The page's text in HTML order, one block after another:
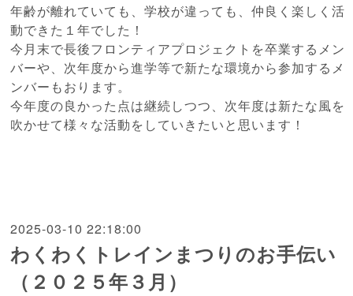
年齢が離れていても、学校が違っても、仲良く楽しく活
動できた１年でした！
今月末で長後フロンティアプロジェクトを卒業するメン
バーや、次年度から進学等で新たな環境から参加するメ
ンバーもおります。
今年度の良かった点は継続しつつ、次年度は新たな風を
吹かせて様々な活動をしていきたいと思います！
2025-03-10 22:18:00
わくわくトレインまつりのお手伝い
（２０２５年３月）